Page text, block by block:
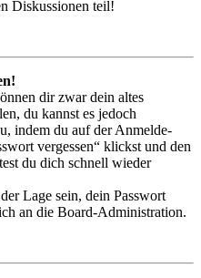
Diskussionen teil!
dir zwar dein altes
du kannst es jedoch
indem du auf der Anmelde-
vergessen“ klickst und den
du dich schnell wieder
Lage sein, dein Passwort
an die Board-Administration.